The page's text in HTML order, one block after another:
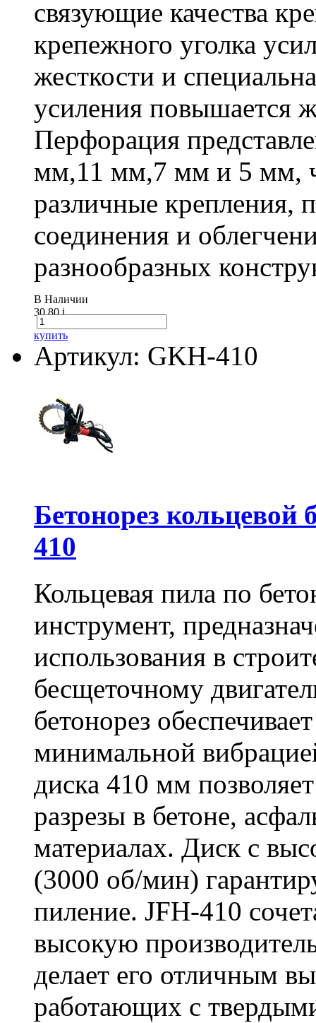
связующие качества
крепежного уголка
жесткости и
усиления повышается
Перфорация
мм,11 мм,7 мм и 5 мм,
различные
соединения и
разнообразных
В Наличии
30.80i
купить
Артикул: GKH-410
Бетонорез
410
Кольцевая пила по
инструмент,
использования в
бесщеточному
бетонорез
минимальной
диска 410 мм
разрезы в бетоне,
материалах. Диск с
(3000 об/мин)
пиление. JFH-410
высокую
делает его отличным
работающих с